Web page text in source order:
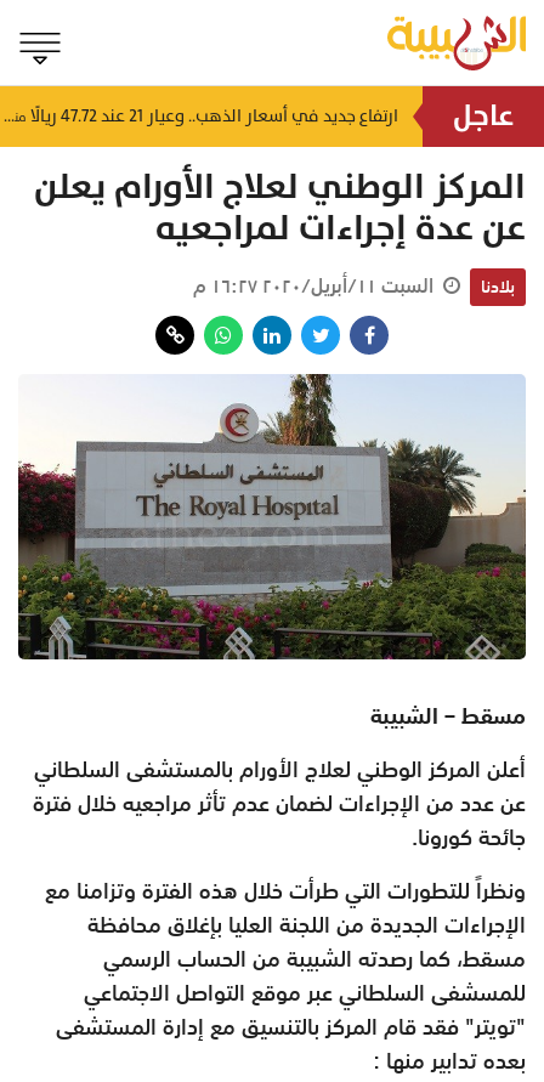
عاجل منذ ١١ ساعة
ارتفاع جديد في أسعار الذهب.. وعيار 21 عند 47.72 ريالًا منذ ١٢ ساعة
المركز الوطني لعلاج الأورام يعلن
عن عدة إجراءات لمراجعيه
بلادنا السبت ١١/أبريل/٢٠٢٠ ١٦:٢٧ م
مسقط – الشبيبة
أعلن المركز الوطني لعلاج الأورام بالمستشفى السلطاني
عن عدد من الإجراءات لضمان عدم تأثر مراجعيه خلال فترة
جائحة كورونا.
ونظراً للتطورات التي طرأت خلال هذه الفترة وتزامنا مع
الإجراءات الجديدة من اللجنة العليا بإغلاق محافظة
مسقط، كما رصدته الشبيبة من الحساب الرسمي
للمسشفى السلطاني عبر موقع التواصل الاجتماعي
"تويتر" فقد قام المركز بالتنسيق مع إدارة المستشفى
بعده تدابير منها :